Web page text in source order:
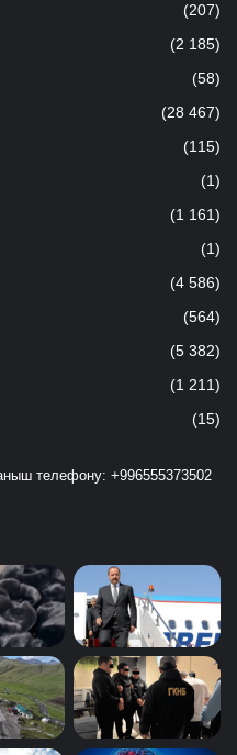
(207)
(2 185)
(58)
(28 467)
(115)
(1)
(1 161)
(1)
(4 586)
(564)
(5 382)
(1 211)
(15)
телефону: +996555373502